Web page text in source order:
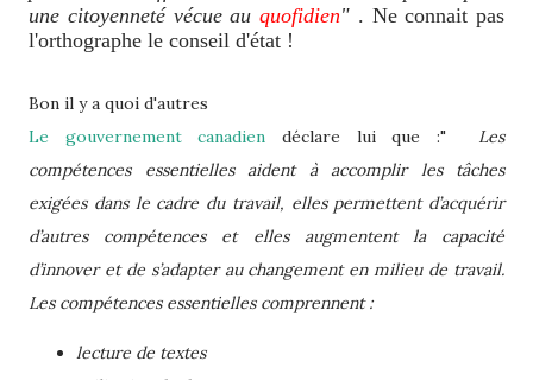
une citoyenneté vécue au quofidien" . Ne connait pas
l'orthographe le conseil d'état !
Bon il y a quoi d'autres
Le gouvernement canadien déclare lui que :" Les
compétences essentielles aident à accomplir les tâches
exigées dans le cadre du travail, elles permettent d’acquérir
d’autres compétences et elles augmentent la capacité
d’innover et de s’adapter au changement en milieu de travail.
Les compétences essentielles comprennent :
lecture de textes